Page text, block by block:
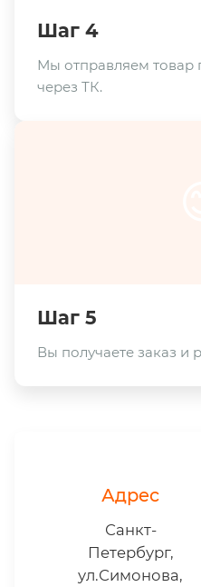
Шаг 4
Мы отправляем товар
через ТК.
Шаг 5
Вы получаете заказ и
Адрес
Санкт-
Петербург,
ул.Симонова,